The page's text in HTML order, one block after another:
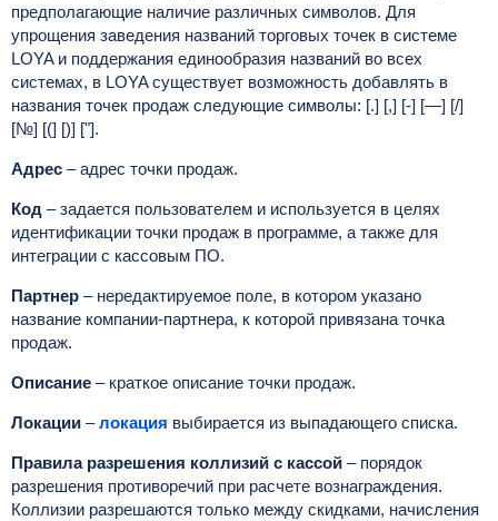
предполагающие наличие различных символов. Для
упрощения заведения названий торговых точек в системе
LOYA и поддержания единообразия названий во всех
системах, в LOYA существует возможность добавлять в
названия точек продаж следующие символы: [.] [,] [-] [—] [/]
[№] [(] [)] ["].
Адрес – адрес точки продаж.
Код – задается пользователем и используется в целях
идентификации точки продаж в программе, а также для
интеграции с кассовым ПО.
Партнер – нередактируемое поле, в котором указано
название компании-партнера, к которой привязана точка
продаж.
Описание – краткое описание точки продаж.
Локации – локация выбирается из выпадающего списка.
Правила разрешения коллизий с кассой– порядок
разрешения противоречий при расчете вознаграждения.
Коллизии разрешаются только между скидками, начисления